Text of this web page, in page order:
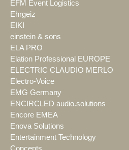
EFM Event Logistics
Ehrgeiz
EIKI
einstein & sons
ELA PRO
Elation Professional EUROPE
ELECTRIC CLAUDIO MERLO
Electro-Voice
EMG Germany
ENCIRCLED audio.solutions
Encore EMEA
Enova Solutions
Entertainment Technology